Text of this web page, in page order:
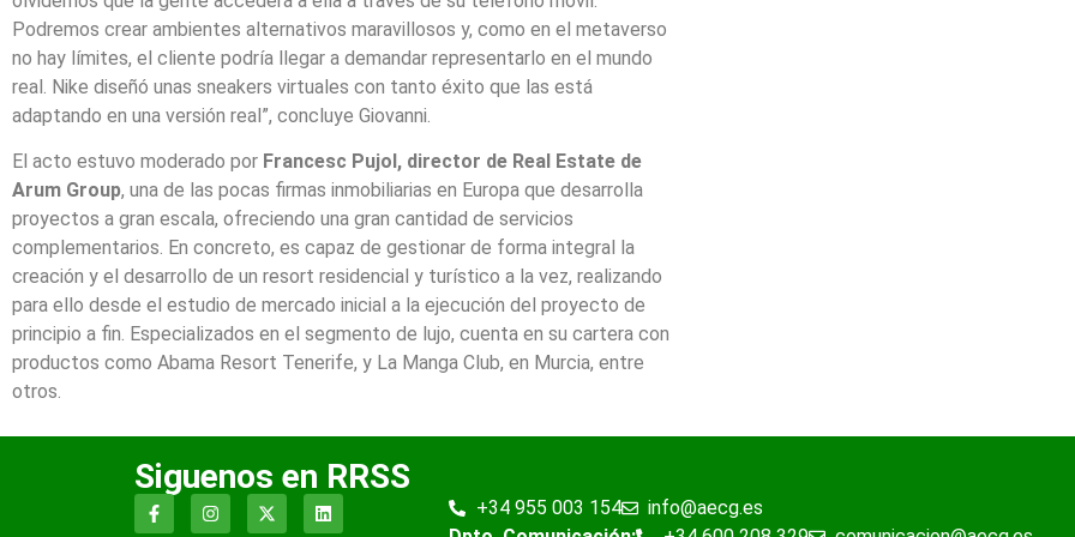
Podremos crear ambientes alternativos maravillosos y, como en el metaverso
no hay límites, el cliente podría llegar a demandar representarlo en el mundo
real. Nike diseñó unas sneakers virtuales con tanto éxito que las está
adaptando en una versión real”, concluye Giovanni.
El acto estuvo moderado por Francesc Pujol, director de Real Estate de
Arum Group, una de las pocas firmas inmobiliarias en Europa que desarrolla
proyectos a gran escala, ofreciendo una gran cantidad de servicios
complementarios. En concreto, es capaz de gestionar de forma integral la
creación y el desarrollo de un resort residencial y turístico a la vez, realizando
para ello desde el estudio de mercado inicial a la ejecución del proyecto de
principio a fin. Especializados en el segmento de lujo, cuenta en su cartera con
productos como Abama Resort Tenerife, y La Manga Club, en Murcia, entre
otros.
Siguenos en RRSS
+34 955 003 154
info@aecg.es